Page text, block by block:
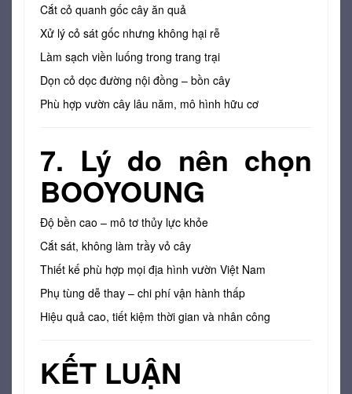
Cắt cỏ quanh gốc cây ăn quả
Xử lý cỏ sát gốc nhưng không hại rễ
Làm sạch viền luống trong trang trại
Dọn cỏ dọc đường nội đồng – bồn cây
Phù hợp vườn cây lâu năm, mô hình hữu cơ
7. Lý do nên chọn
BOOYOUNG
Độ bền cao – mô tơ thủy lực khỏe
Cắt sát, không làm trầy vỏ cây
Thiết kế phù hợp mọi địa hình vườn Việt Nam
Phụ tùng dễ thay – chi phí vận hành thấp
Hiệu quả cao, tiết kiệm thời gian và nhân công
KẾT LUẬN